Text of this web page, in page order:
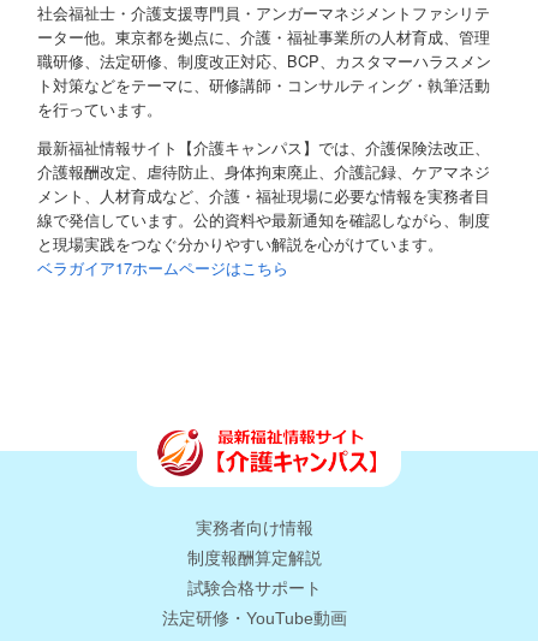
社会福祉士・介護支援専門員・アンガーマネジメントファシリテ
ーター他。東京都を拠点に、介護・福祉事業所の人材育成、管理
職研修、法定研修、制度改正対応、BCP、カスタマーハラスメン
ト対策などをテーマに、研修講師・コンサルティング・執筆活動
を行っています。
最新福祉情報サイト【介護キャンパス】では、介護保険法改正、
介護報酬改定、虐待防止、身体拘束廃止、介護記録、ケアマネジ
メント、人材育成など、介護・福祉現場に必要な情報を実務者目
線で発信しています。公的資料や最新通知を確認しながら、制度
と現場実践をつなぐ分かりやすい解説を心がけています。
ベラガイア17ホームページはこちら
実務者向け情報
制度報酬算定解説
試験合格サポート
法定研修・YouTube動画